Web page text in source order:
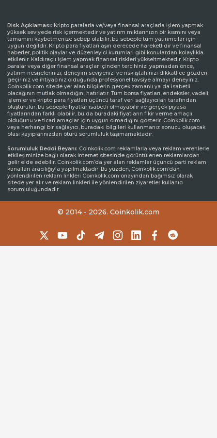
Risk Açıklaması: Kripto paralarla ve/veya finansal araçlarla işlem yapmak
yüksek seviyede risk içermektedir ve yatırım miktarınızın bir kısmını veya
tamamını kaybetmenize sebep olabilir, bu sebeple tüm yatırımcılar için
uygun değildir. Kripto para fiyatları aşırı derecede hareketlidir ve finansal
haberler, politik olaylar ve düzenleyici kurumları gibi konulardan kolaylıkla
etkilenir. Kaldıraçlı işlem yapmak finansal riskleri yükseltmektedir. Kripto
paralar veya diğer finansal araçlar içinden tercihinizi yapmadan önce,
yatırım nesnelerinizi, deneyim seviyenizi ve risk iştahınızı dikkatlice gözden
geçiriniz ve ihtiyacınız olduğunda profesyonel tavsiye almayı deneyiniz.
Coinkolik.com sitede yer alan bilgilerin gerçek zamanlı ya da isabetli
olacağının mutlak olmadığını hatırlatır. Tüm borsa fiyatları, endeksler, vadeli
işlemler ve kripto para fiyatları üçüncü taraf veri sağlayıcıları tarafından
oluşturulur, bu sebeple fiyatlar isabetli olmayabilir ve gerçek piyasa
fiyatlarından farklı olabilir, bu da buradaki fiyatların fikir verme amaçlı
olduğunu ve ticari amaçlar için uygun olmadığını gösterir. Coinkolik.com
veya herhangi bir sağlayıcı, buradaki bilgileri kullanmanız sonucu oluşacak
olası kayıplarınızdan ötürü sorumluluk taşımamaktadır.
Sorumluluk Reddi Beyanı: Coinkolik.com reklamlarla veya reklam verenlerle
etkileşiminize bağlı olarak internet sitesinde görüntülenen reklamlardan
gelir elde edebilir. Coinkolik.com’da yer alan reklamlar üçüncü parti reklam
kanalları aracılığıyla yapılmaktadır. Bu yüzden, Coinkolik.com’dan
yönlendirilen reklam linkleri Coinkolik.com onayından bağımsız olarak
sitede yer alır ve reklam linkleri ile yönlendirilen ziyaretler kullanıcı
sorumluluğundadır.
© 2014 - 2026. Coinkolik.com